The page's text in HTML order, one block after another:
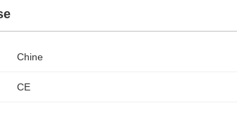
Chine
CE